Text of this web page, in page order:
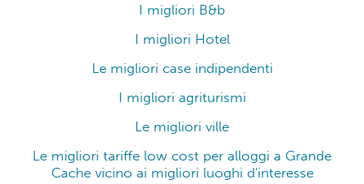
I migliori B&b
I migliori Hotel
Le migliori case indipendenti
I migliori agriturismi
Le migliori ville
Le migliori tariffe low cost per alloggi a Grande
Cache vicino ai migliori luoghi d'interesse